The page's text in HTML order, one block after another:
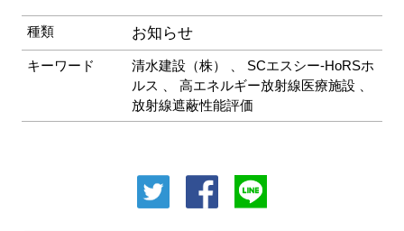
種類 お知らせ
キーワード 清水建設（株）
SCエスシー-HoRSホ
ルス
、高エネルギー放射線医療施設
放射線遮蔽性能評価